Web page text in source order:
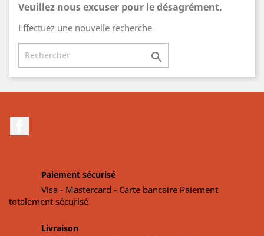
Veuillez nous excuser pour le désagrément.
Effectuez une nouvelle recherche

Paiement sécurisé
Visa - Mastercard - Carte bancaire Paiement
totalement sécurisé
Livraison